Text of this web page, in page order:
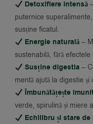
Detoxifiere intensă
puternice
susține ficatul.
Energie naturală–
sustenabilă, fără
Susține digestia –
mentă ajută la digestie
Îmbunătățește
verde, spirulină și miere
Echilibru și stare de